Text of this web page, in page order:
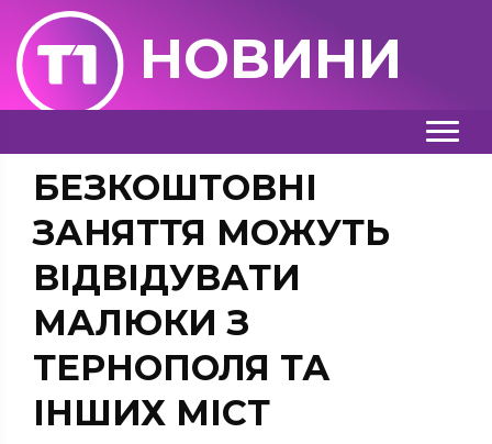
НОВИНИ
БЕЗКОШТОВНІ
ЗАНЯТТЯ МОЖУТЬ
ВІДВІДУВАТИ
МАЛЮКИ З
ТЕРНОПОЛЯ ТА
ІНШИХ МІСТ